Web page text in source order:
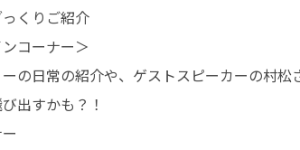
くりご紹介
コーナー＞
の日常の紹介や、ゲストスピーカーの村松
出すかも？！